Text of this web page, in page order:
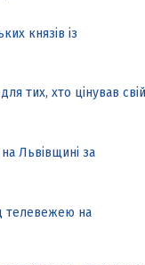
князів із
тих, хто цінував свій
Львівщині за
телевежею на